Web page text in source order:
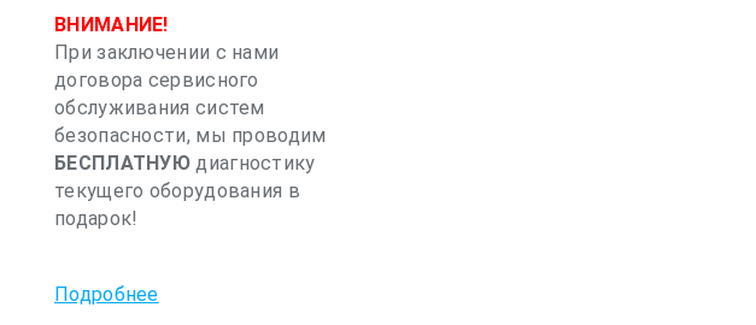
ВНИМАНИЕ!
При заключении с нами
договора сервисного
обслуживания систем
безопасности, мы проводим
БЕСПЛАТНУЮ диагностику
текущего оборудования в
подарок!
Подробнее